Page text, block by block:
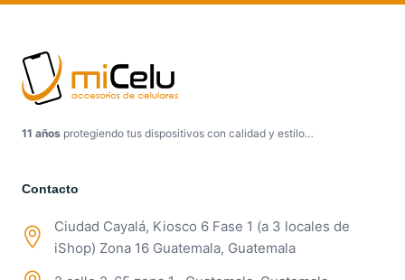
11 años protegiendo tus dispositivos con calidad y estilo…
Contacto
Ciudad Cayalá, Kiosco 6 Fase 1 (a 3 locales de
iShop) Zona 16 Guatemala, Guatemala